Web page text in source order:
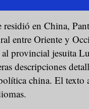
en China,
entre Oriente y
provincial jesuita
descripciones
china. El texto